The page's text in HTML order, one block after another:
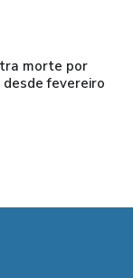
morte por
desde fevereiro